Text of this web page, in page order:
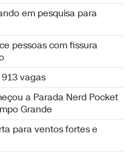
em pesquisa para
pessoas com fissura
vagas
a Parada Nerd Pocket
Grande
para ventos fortes e